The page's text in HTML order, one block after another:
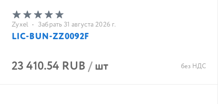
Zyxel • Забрать 31 августа 2026 г.
LIC-BUN-ZZ0092F
23 410.54 RUB/шт без НДС